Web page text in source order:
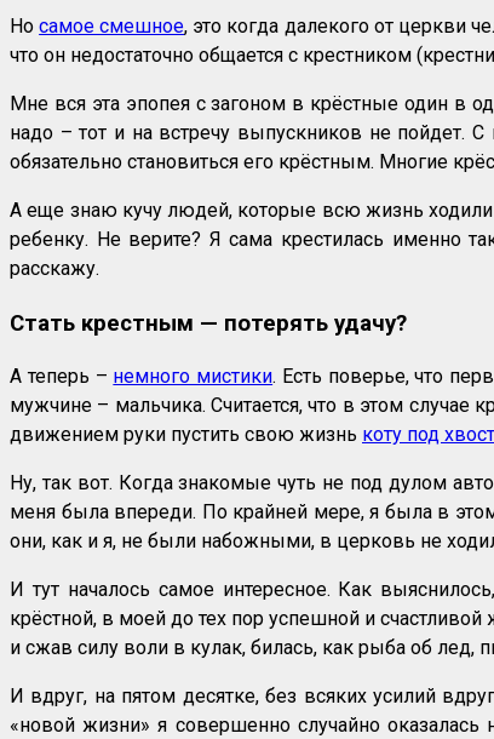
Носамое смешное, это когда далекого от церкви
что он недостаточно общается с крестником
Мне вся эта эпопея с загоном в крёстные один в
надо – тот и на встречу выпускников не пойдет.
обязательно становиться его крёстным. Многие
А еще знаю кучу людей, которые всю жизнь ходили
ребенку. Не верите? Я сама крестилась именно
расскажу.
Стать крестным — потерять удачу?
А теперь – немного мистики. Есть поверье, что
мужчине – мальчика. Считается, что в этом случае
движением руки пустить свою жизнь коту под хвост
Ну, так вот. Когда знакомые чуть не под дулом
меня была впереди. По крайней мере, я была в
они, как и я, не были набожными, в церковь не
И тут началось самое интересное. Как
крёстной, в моей до тех пор успешной и счастливой
и сжав силу воли в кулак, билась, как рыба об лед,
И вдруг, на пятом десятке, без всяких усилий
«новой жизни» я совершенно случайно